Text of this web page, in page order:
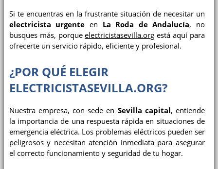
Si te encuentras en la frustrante situación de necesitar un
electricista urgente en La Roda de Andalucía, no
busques más, porqueelectricistasevilla.org está aquí para
ofrecerte un servicio rápido, eficiente y profesional.
¿POR QUÉ ELEGIR
ELECTRICISTASEVILLA.ORG?
Nuestra empresa, con sede en Sevilla capital, entiende
la importancia de una respuesta rápida en situaciones de
emergencia eléctrica. Los problemas eléctricos pueden ser
peligrosos y necesitan atención inmediata para asegurar
el correcto funcionamiento y seguridad de tu hogar.